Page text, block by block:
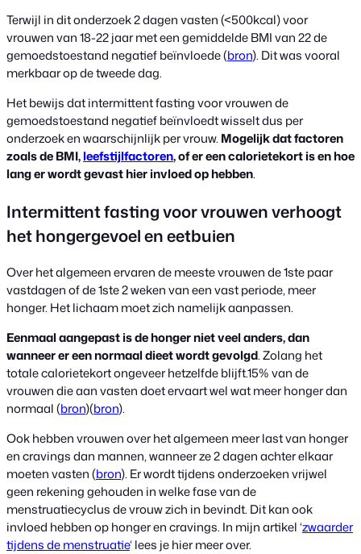
Terwijl in dit onderzoek 2 dagen vasten (<500kcal) voor
vrouwen van 18-22 jaar met een gemiddelde BMI van 22 de
gemoedstoestand negatief beïnvloede (bron). Dit was vooral
merkbaar op de tweede dag.
Het bewijs dat intermittent fasting voor vrouwen de
gemoedstoestand negatief beïnvloedt wisselt dus per
onderzoek en waarschijnlijk per vrouw. Mogelijk dat factoren
zoals de BMI,leefstijlfactoren, of er een calorietekort is en hoe
lang er wordt gevast hier invloed op hebben.
Intermittent fasting voor vrouwen verhoogt
het hongergevoel en eetbuien
Over het algemeen ervaren de meeste vrouwen de 1ste paar
vastdagen of de 1ste 2 weken van een vast periode, meer
honger. Het lichaam moet zich namelijk aanpassen.
Eenmaal aangepast is de honger niet veel anders, dan
wanneer er een normaal dieet wordt gevolgd. Zolang het
totale calorietekort ongeveer hetzelfde blijft.15% van de
vrouwen die aan vasten doet ervaart wel wat meer honger dan
normaal (bron)(bron).
Ook hebben vrouwen over het algemeen meer last van honger
en cravings dan mannen, wanneer ze 2 dagen achter elkaar
moeten vasten (bron). Er wordt tijdens onderzoeken vrijwel
geen rekening gehouden in welke fase van de
menstruatiecyclus de vrouw zich in bevindt. Dit kan ook
invloed hebben op honger en cravings. In mijn artikel ‘zwaarder
tijdens de menstruatie‘ lees je hier meer over.